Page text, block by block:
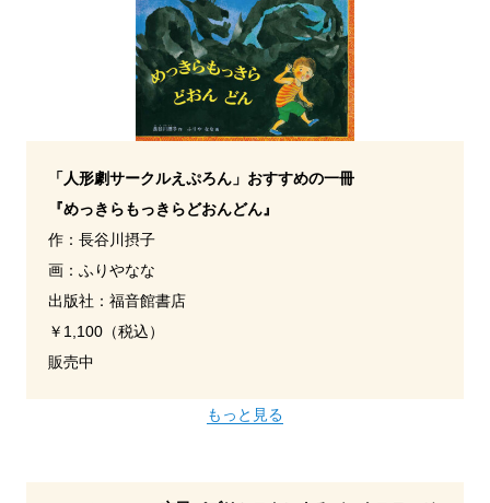
「人形劇サークルえぷろん」おすすめの一冊
『めっきらもっきらどおんどん』
作：長谷川摂子
画：ふりやなな
出版社：福音館書店
￥1,100（税込）
販売中
もっと見る